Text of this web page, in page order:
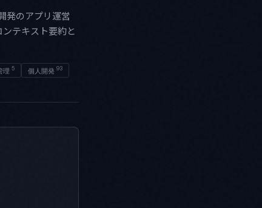
発のアプリ運営
テキスト要約と
理 5 個人開発 93